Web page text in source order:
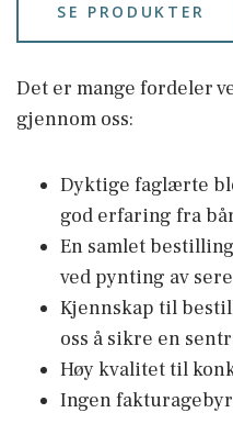
SE PRODUKTER
Det er mange fordeler
gjennom oss:
Dyktige faglærte
god erfaring fra
En samlet
ved pynting av
Kjennskap til
oss å sikre en
Høy kvalitet til
Ingen